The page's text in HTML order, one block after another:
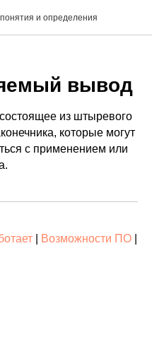
понятия и определения
вывод
из штыревого
которые могут
с применением или
Возможности ПО